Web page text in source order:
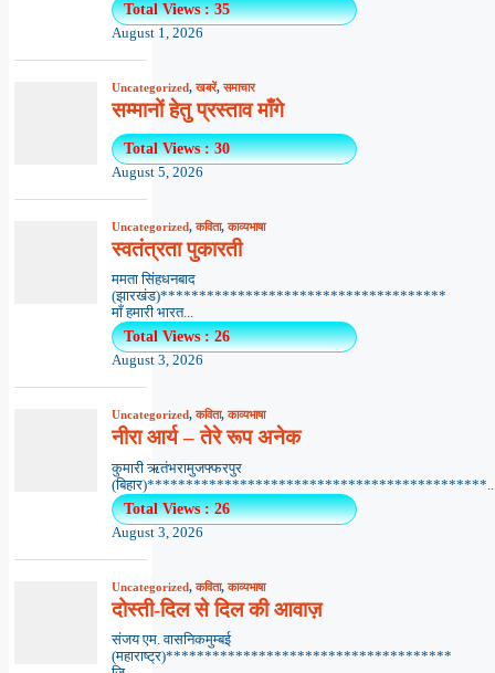
Total Views : 35
August 1, 2026
Uncategorized,खबरें,समाचार
सम्मानों हेतु प्रस्ताव माँगे
Total Views : 30
August 5, 2026
Uncategorized,कविता,काव्यभाषा
स्वतंत्रता पुकारती
ममता सिंहधनबाद
(झारखंड)*************************************
माँ हमारी भारत...
Total Views : 26
August 3, 2026
Uncategorized,कविता,काव्यभाषा
नीरा आर्य – तेरे रूप अनेक
कुमारी ऋतंभरामुजफ्फरपुर
Total Views : 26
August 3, 2026
Uncategorized,कविता,काव्यभाषा
दोस्ती-दिल से दिल की आवाज़
संजय एम. वासनिकमुम्बई
(महाराष्ट्र)*************************************